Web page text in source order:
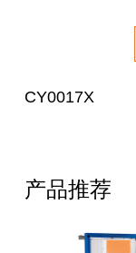
CY0017X
产品推荐